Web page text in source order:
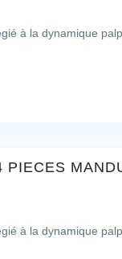
à la dynamique
PIECES
à la dynamique